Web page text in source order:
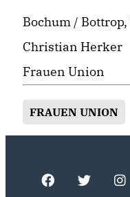
Bochum /
Christian Herker
Frauen Union
FRAUEN UNION